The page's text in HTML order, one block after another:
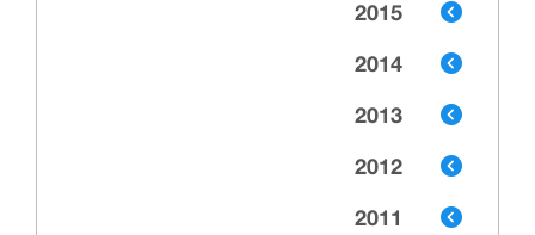
2015
2014
2013
2012
2011